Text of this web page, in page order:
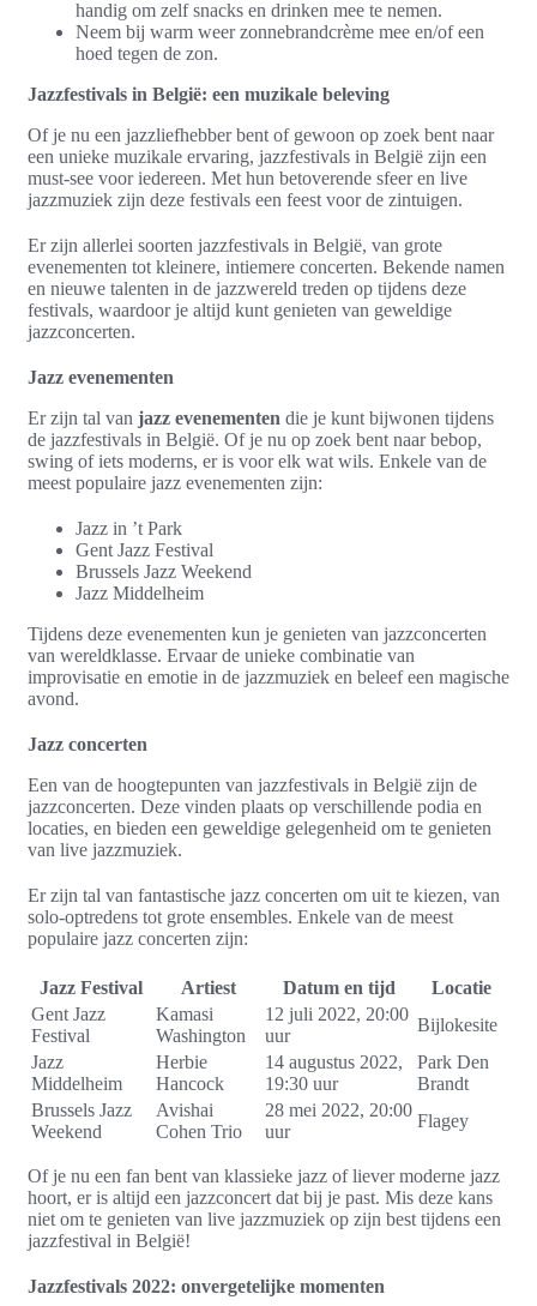
handig om zelf snacks en drinken mee te nemen.
Neem bij warm weer zonnebrandcrème mee en/of een
hoed tegen de zon.
Jazzfestivals in België: een muzikale beleving
Of je nu een jazzliefhebber bent of gewoon op zoek bent naar
een unieke muzikale ervaring, jazzfestivals in België zijn een
must-see voor iedereen. Met hun betoverende sfeer en live
jazzmuziek zijn deze festivals een feest voor de zintuigen.
Er zijn allerlei soorten jazzfestivals in België, van grote
evenementen tot kleinere, intiemere concerten. Bekende namen
en nieuwe talenten in de jazzwereld treden op tijdens deze
festivals, waardoor je altijd kunt genieten van geweldige
jazzconcerten.
Jazz evenementen
Er zijn tal van jazz evenementen die je kunt bijwonen tijdens
de jazzfestivals in België. Of je nu op zoek bent naar bebop,
swing of iets moderns, er is voor elk wat wils. Enkele van de
meest populaire jazz evenementen zijn:
Jazz in ’t Park
Gent Jazz Festival
Brussels Jazz Weekend
Jazz Middelheim
Tijdens deze evenementen kun je genieten van jazzconcerten
van wereldklasse. Ervaar de unieke combinatie van
improvisatie en emotie in de jazzmuziek en beleef een magische
avond.
Jazz concerten
Een van de hoogtepunten van jazzfestivals in België zijn de
jazzconcerten. Deze vinden plaats op verschillende podia en
locaties, en bieden een geweldige gelegenheid om te genieten
van live jazzmuziek.
Er zijn tal van fantastische jazz concerten om uit te kiezen, van
solo-optredens tot grote ensembles. Enkele van de meest
populaire jazz concerten zijn:
Jazz Festival Artiest Datum en tijd
Locatie
Gent Jazz
Festival
Kamasi
Washington
12 juli 2022, 20:00
uur
Bijlokesite
Jazz
Middelheim
Herbie
Hancock
14 augustus 2022,
19:30 uur
Park Den
Brandt
Brussels Jazz
Weekend
Avishai
Cohen Trio
28 mei 2022, 20:00
uur
Flagey
Of je nu een fan bent van klassieke jazz of liever moderne jazz
hoort, er is altijd een jazzconcert dat bij je past. Mis deze kans
niet om te genieten van live jazzmuziek op zijn best tijdens een
jazzfestival in België!
Jazzfestivals 2022: onvergetelijke momenten